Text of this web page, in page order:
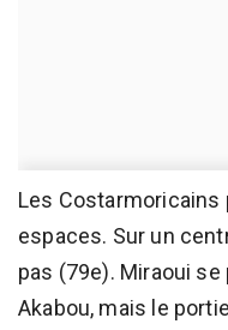
Les Costarmoricains
espaces. Sur un
pas (79e). Miraoui
Akabou, mais le